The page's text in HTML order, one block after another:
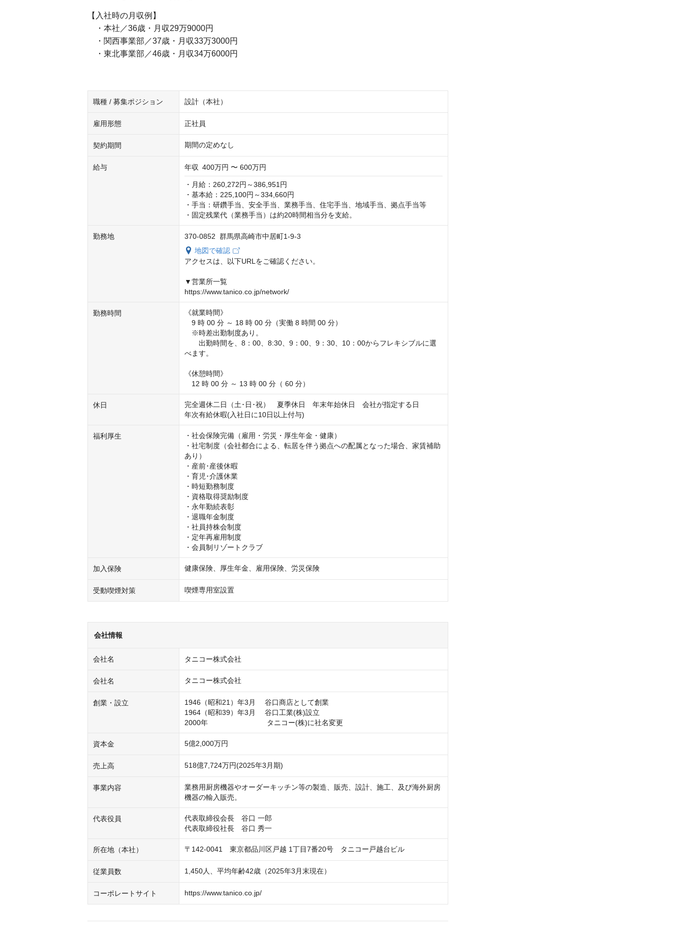
【入社時の月収例】
・本社／36歳・月収29万9000円
・関西事業部／37歳・月収33万3000円
・東北事業部／46歳・月収34万6000円
職種 / 募集ポジション 設計（本社）
雇用形態 正社員
契約期間 期間の定めなし
給与 年収 400万円 〜 600万円
・月給：260,272円～386,951円
・基本給：225,100円～334,660円
・手当：研鑽手当、安全手当、業務手当、住宅手当、地域手当、拠点手当等
・固定残業代（業務手当）は約20時間相当分を支給。
勤務地
370-0852 群馬県高崎市中居町1-9-3
地図で確認
アクセスは、以下URLをご確認ください。
▼営業所一覧
https://www.tanico.co.jp/network/
勤務時間
《就業時間》
9 時 00 分 ～ 18 時 00 分（実働 8 時間 00 分）
※時差出勤制度あり。
出勤時間を、8：00、8:30、9：00、9：30、10：00からフレキシブルに選
べます。
《休憩時間》
12 時 00 分 ～ 13 時 00 分（ 60 分）
休日
完全週休二日（土･日･祝）　夏季休日　年末年始休日　会社が指定する日
年次有給休暇(入社日に10日以上付与)
福利厚生
・社会保険完備（雇用・労災・厚生年金・健康）
・社宅制度（会社都合による、転居を伴う拠点への配属となった場合、家賃補助
あり）
・産前･産後休暇
・育児･介護休業
・時短勤務制度
・資格取得奨励制度
・永年勤続表彰
・退職年金制度
・社員持株会制度
・定年再雇用制度
・会員制リゾートクラブ
加入保険 健康保険、厚生年金、雇用保険、労災保険
受動喫煙対策 喫煙専用室設置
会社情報
会社名 タニコー株式会社
会社名 タニコー株式会社
創業・設立
1946（昭和21）年3月 　谷口商店として創業
1964（昭和39）年3月 　谷口工業(株)設立
資本金 5億2,000万円
売上高 518億7,724万円(2025年3月期)
事業内容
業務用厨房機器やオーダーキッチン等の製造、販売、設計、施工、及び海外厨房
機器の輸入販売。
代表役員
代表取締役会長　谷口 一郎
代表取締役社長　谷口 秀一
所在地（本社） 〒142-0041　東京都品川区戸越 1丁目7番20号　タニコー戸越台ビル
従業員数 1,450人、平均年齢42歳（2025年3月末現在）
コーポレートサイト https://www.tanico.co.jp/